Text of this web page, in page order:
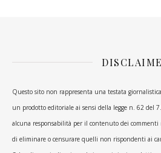
Questo sito non rappresenta una testata
un prodotto editoriale ai sensi della legge n. 62 del
alcuna responsabilità per il contenuto dei
di eliminare o censurare quelli non rispondenti ai